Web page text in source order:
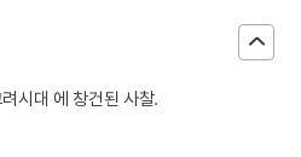
시대 에 창건된 사찰.